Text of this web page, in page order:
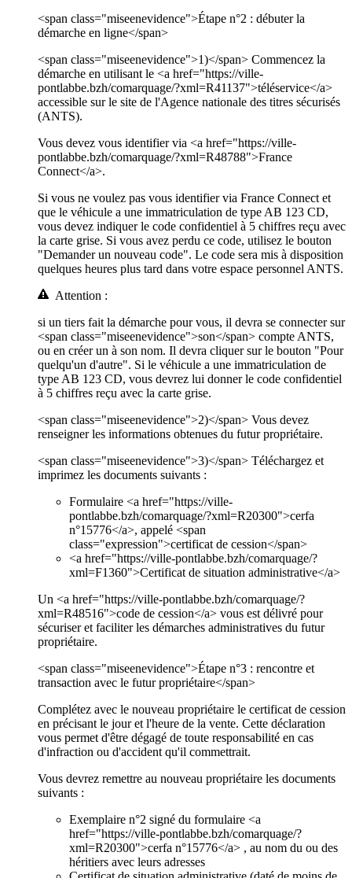
<span class="miseenevidence">Étape n°2 : débuter la
démarche en ligne</span>
<span class="miseenevidence">1)</span> Commencez la
démarche en utilisant le <a href="https://ville-
pontlabbe.bzh/comarquage/?xml=R41137">téléservice</a>
accessible sur le site de l'Agence nationale des titres sécurisés
(ANTS).
Vous devez vous identifier via <a href="https://ville-
pontlabbe.bzh/comarquage/?xml=R48788">France
Connect</a>.
Si vous ne voulez pas vous identifier via France Connect et
que le véhicule a une immatriculation de type AB 123 CD,
vous devez indiquer le code confidentiel à 5 chiffres reçu avec
la carte grise. Si vous avez perdu ce code, utilisez le bouton
"Demander un nouveau code". Le code sera mis à disposition
quelques heures plus tard dans votre espace personnel ANTS.
Attention :
si un tiers fait la démarche pour vous, il devra se connecter sur
<span class="miseenevidence">son</span> compte ANTS,
ou en créer un à son nom. Il devra cliquer sur le bouton "Pour
quelqu'un d'autre". Si le véhicule a une immatriculation de
type AB 123 CD, vous devrez lui donner le code confidentiel
à 5 chiffres reçu avec la carte grise.
<span class="miseenevidence">2)</span> Vous devez
renseigner les informations obtenues du futur propriétaire.
<span class="miseenevidence">3)</span> Téléchargez et
imprimez les documents suivants :
Formulaire <a href="https://ville-
pontlabbe.bzh/comarquage/?xml=R20300">cerfa
n°15776</a>, appelé <span
class="expression">certificat de cession</span>
<a href="https://ville-pontlabbe.bzh/comarquage/?
xml=F1360">Certificat de situation administrative</a>
Un <a href="https://ville-pontlabbe.bzh/comarquage/?
xml=R48516">code de cession</a> vous est délivré pour
sécuriser et faciliter les démarches administratives du futur
propriétaire.
<span class="miseenevidence">Étape n°3 : rencontre et
transaction avec le futur propriétaire</span>
Complétez avec le nouveau propriétaire le certificat de cession
en précisant le jour et l'heure de la vente. Cette déclaration
vous permet d'être dégagé de toute responsabilité en cas
d'infraction ou d'accident qu'il commettrait.
Vous devrez remettre au nouveau propriétaire les documents
suivants :
Exemplaire n°2 signé du formulaire <a
href="https://ville-pontlabbe.bzh/comarquage/?
xml=R20300">cerfa n°15776</a> , au nom du ou des
héritiers avec leurs adresses